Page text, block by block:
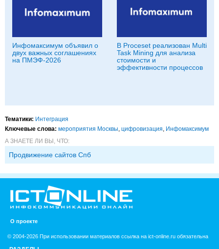
Инфомаксимум объявил о
двух важных соглашениях
на ПМЭФ-2026
В Proceset реализован Multi
Task Mining для анализа
стоимости и
эффективности процессов
Тематики: Интеграция
Ключевые слова: мероприятия Москвы цифровизация Инфомаксимум
А ЗНАЕТЕ ЛИ ВЫ, ЧТО:
Продвижение сайтов Спб
О проекте
© 2004-2026 При использовании материалов ссылка на ict-online.ru обязательна